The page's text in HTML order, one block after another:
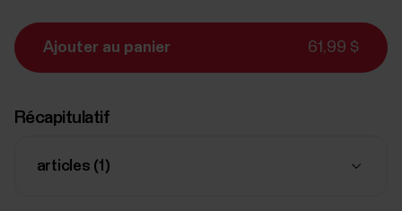
Ajouter au panier 61,99 $
Récapitulatif
articles (1 )